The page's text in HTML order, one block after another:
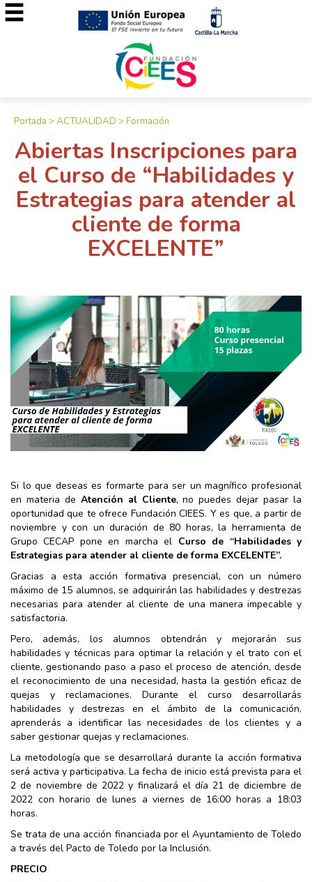
Portada >ACTUALIDAD >Formación
Abiertas Inscripciones para
el Curso de “Habilidades y
Estrategias para atender al
cliente de forma
EXCELENTE”
Si lo que deseas es formarte para ser un magnífico profesional
en materia de Atención al Cliente, no puedes dejar pasar la
oportunidad que te ofrece Fundación CIEES. Y es que, a partir de
noviembre y con un duración de 80 horas, la herramienta de
Grupo CECAP pone en marcha el Curso de “Habilidades y
Estrategias para atender al cliente de forma EXCELENTE”.
Gracias a esta acción formativa presencial, con un número
máximo de 15 alumnos, se adquirirán las habilidades y destrezas
necesarias para atender al cliente de una manera impecable y
satisfactoria.
Pero, además, los alumnos obtendrán y mejorarán sus
habilidades y técnicas para optimar la relación y el trato con el
cliente, gestionando paso a paso el proceso de atención, desde
el reconocimiento de una necesidad, hasta la gestión eficaz de
quejas y reclamaciones. Durante el curso desarrollarás
habilidades y destrezas en el ámbito de la comunicación,
aprenderás a identificar las necesidades de los clientes y a
saber gestionar quejas y reclamaciones.
La metodología que se desarrollará durante la acción formativa
será activa y participativa. La fecha de inicio está prevista para el
2 de noviembre de 2022 y finalizará el día 21 de diciembre de
2022 con horario de lunes a viernes de 16:00 horas a 18:03
horas.
Se trata de una acción financiada por el Ayuntamiento de Toledo
a través del Pacto de Toledo por la Inclusión.
PRECIO